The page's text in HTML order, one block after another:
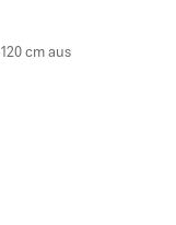
cm aus